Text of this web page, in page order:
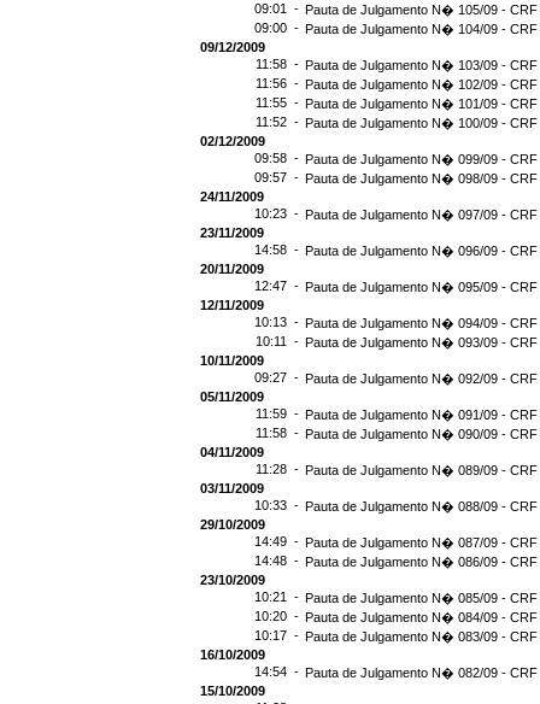
09:01 - Pauta de Julgamento N� 105/09 - CRF
09:00 - Pauta de Julgamento N� 104/09 - CRF
09/12/2009
11:58 - Pauta de Julgamento N� 103/09 - CRF
11:56 - Pauta de Julgamento N� 102/09 - CRF
11:55 - Pauta de Julgamento N� 101/09 - CRF
11:52 - Pauta de Julgamento N� 100/09 - CRF
02/12/2009
09:58 - Pauta de Julgamento N� 099/09 - CRF
09:57 - Pauta de Julgamento N� 098/09 - CRF
24/11/2009
10:23 - Pauta de Julgamento N� 097/09 - CRF
23/11/2009
14:58 - Pauta de Julgamento N� 096/09 - CRF
20/11/2009
12:47 - Pauta de Julgamento N� 095/09 - CRF
12/11/2009
10:13 - Pauta de Julgamento N� 094/09 - CRF
10:11 - Pauta de Julgamento N� 093/09 - CRF
10/11/2009
09:27 - Pauta de Julgamento N� 092/09 - CRF
05/11/2009
11:59 - Pauta de Julgamento N� 091/09 - CRF
11:58 - Pauta de Julgamento N� 090/09 - CRF
04/11/2009
11:28 - Pauta de Julgamento N� 089/09 - CRF
03/11/2009
10:33 - Pauta de Julgamento N� 088/09 - CRF
29/10/2009
14:49 - Pauta de Julgamento N� 087/09 - CRF
14:48 - Pauta de Julgamento N� 086/09 - CRF
23/10/2009
10:21 - Pauta de Julgamento N� 085/09 - CRF
10:20 - Pauta de Julgamento N� 084/09 - CRF
10:17 - Pauta de Julgamento N� 083/09 - CRF
16/10/2009
14:54 - Pauta de Julgamento N� 082/09 - CRF
15/10/2009